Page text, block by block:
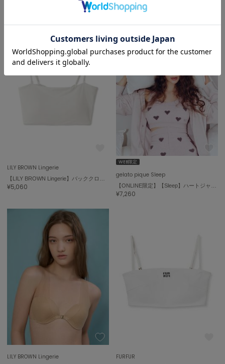
LILY BROWN Lingerie
¥5,060
WEB限定
gelato pique Sleep
¥7,260
LILY BROWN Lingerie FURFUR